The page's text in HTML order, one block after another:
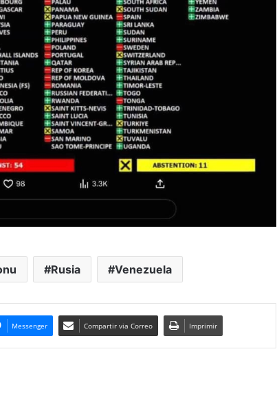
Rusia Venezuela
Messenger Compartir via Correo Imprimir